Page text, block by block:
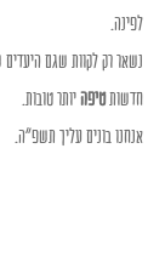
לפינה.
נשאר רק לקוות שגם
חדשות טיפה יותר טובות.
אנחנו בונים עליך תשפ"ה.